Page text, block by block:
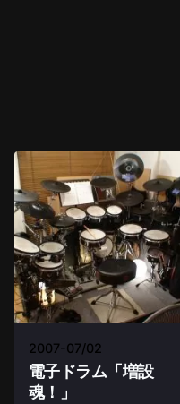
2007-07/02
電子ドラム「増設
魂！」